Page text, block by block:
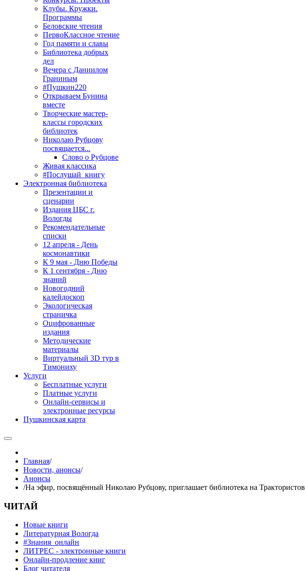
Клубы. Кружки.
Программы
Беловские чтения
ПервоКлассное чтение
Год памяти и славы
Библиотека добрых
дел
Вечера с Даниилом
Граниным
#Пушкин220
Открываем Бунина
вместе
Творческие мастер-
классы городских
библиотек
Николаю Рубцову
посвящается...
Слово о Рубцове
Живая классика
#Послушай_книгу
Электронная библиотека
Презентации и
сценарии
Издания ЦБС г.
Вологды
Рекомендательные
списки
12 апреля - День
космонавтики
К 9 мая - Дню Победы
К 1 сентября - Дню
знаний
Новогодний
калейдоскоп
Экологическая
страничка
Оцифрованные
издания
Методические
материалы
Виртуальный 3D тур в
Тимониху
Услуги
Бесплатные услуги
Платные услуги
Онлайн-сервисы и
электронные ресурсы
Пушкинская карта
Главная/
Новости, анонсы/
Анонсы
/На эфир, посвящённый Николаю Рубцову, приглашает библиотека на Трактористов
ЧИТАЙ
Новые книги
Литературная Вологда
#Знания_онлайн
ЛИТРЕС - электронные книги
Онлайн-продление книг
Блог читателя